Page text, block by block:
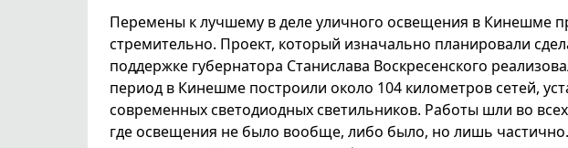
Перемены к лучшему в деле уличного освещения в Кинешме
стремительно. Проект, который изначально планировали
поддержке губернатора Станислава Воскресенского
период в Кинешме построили около 104 километров сетей,
современных светодиодных светильников. Работы шли во
где освещения не было вообще, либо было, но лишь